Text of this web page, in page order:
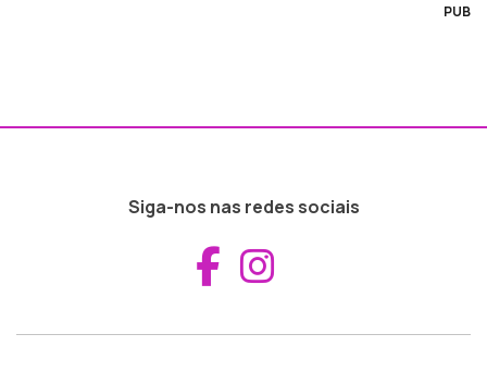
PUB
Siga-nos nas redes sociais
Aceder ao